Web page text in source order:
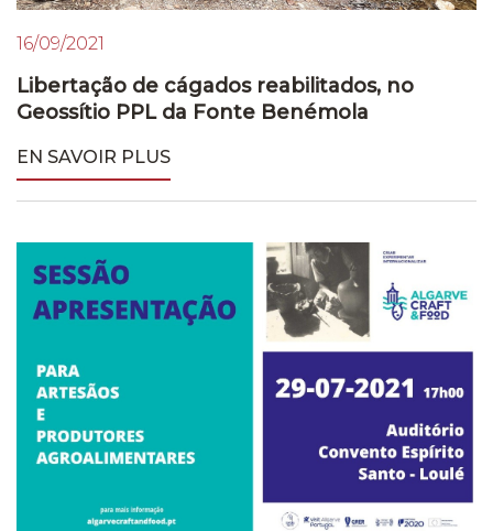
16/09/2021
Libertação de cágados reabilitados, no
Geossítio PPL da Fonte Benémola
EN SAVOIR PLUS